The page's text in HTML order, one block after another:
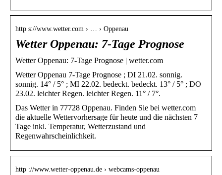
http s://www.wetter.com › … › Oppenau
Wetter Oppenau: 7-Tage Prognose
Wetter Oppenau: 7-Tage Prognose | wetter.com
Wetter Oppenau 7-Tage Prognose ; DI 21.02. sonnig.
sonnig. 14° / 5° ; MI 22.02. bedeckt. bedeckt. 13° / 5° ; DO
23.02. leichter Regen. leichter Regen. 11° / 7°.
Das Wetter in 77728 Oppenau. Finden Sie bei wetter.com
die aktuelle Wettervorhersage für heute und die nächsten 7
Tage inkl. Temperatur, Wetterzustand und
Regenwahrscheinlichkeit.
http ://www.wetter-oppenau.de › webcams-oppenau